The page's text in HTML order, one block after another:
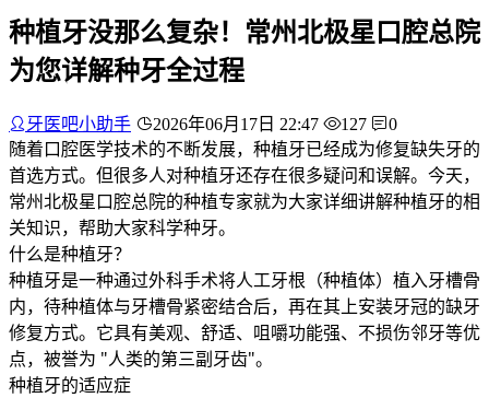
种植牙没那么复杂！常州北极星口腔总院
为您详解种牙全过程
牙医吧小助手 2026年06月17日 22:47 127 0
随着口腔医学技术的不断发展，种植牙已经成为修复缺失牙的
首选方式。但很多人对种植牙还存在很多疑问和误解。今天，
常州北极星口腔总院的种植专家就为大家详细讲解种植牙的相
关知识，帮助大家科学种牙。
什么是种植牙？
种植牙是一种通过外科手术将人工牙根（种植体）植入牙槽骨
内，待种植体与牙槽骨紧密结合后，再在其上安装牙冠的缺牙
修复方式。它具有美观、舒适、咀嚼功能强、不损伤邻牙等优
点，被誉为 "人类的第三副牙齿"。
种植牙的适应症